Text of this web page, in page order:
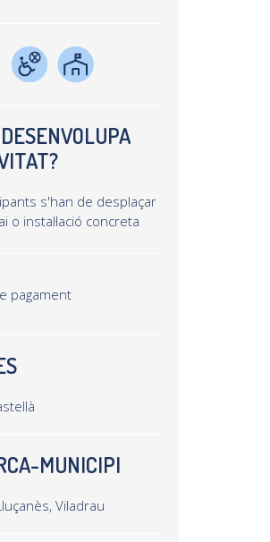
s'han de desplaçar
o instal·lació concreta
pagament
MUNICIPI
Viladrau